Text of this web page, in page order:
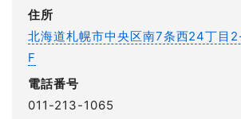
住所
北海道札幌市中央区南7条西24丁目
F
電話番号
011-213-1065